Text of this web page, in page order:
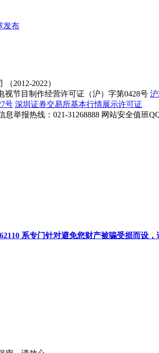
发布
2012-2022）
视节目制作经营许可证（沪）字第0428号 沪
号 深圳证券交易所基本行情展示许可证
息举报热线：021-31268888 网站安全值班
系专门针对避免您财产被骗受损而设，